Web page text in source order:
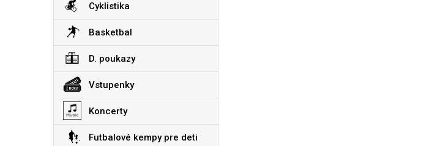
Cyklistika
Basketbal
D. poukazy
Vstupenky
Koncerty
Futbalové kempy pre deti